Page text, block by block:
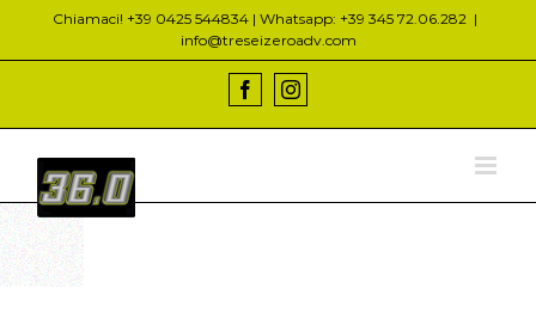
contenuto
Chiamaci! +39 0425 544834 | Whatsapp: +39 345 72.06.282 |
info@treseizeroadv.com
FacebookInstagram